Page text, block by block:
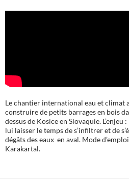
Le chantier international eau et climat
construire de petits barrages en bois
dessus de Kosice en Slovaquie. L’enjeu
lui laisser le temps de s’infiltrer et de
dégâts des eaux en aval. Mode
Karakartal.